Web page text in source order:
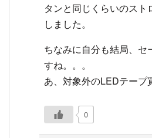
タンと同じくらいのスト
しました。
ちなみに自分も結局、
すね。。。
あ、対象外のLEDテープ
0